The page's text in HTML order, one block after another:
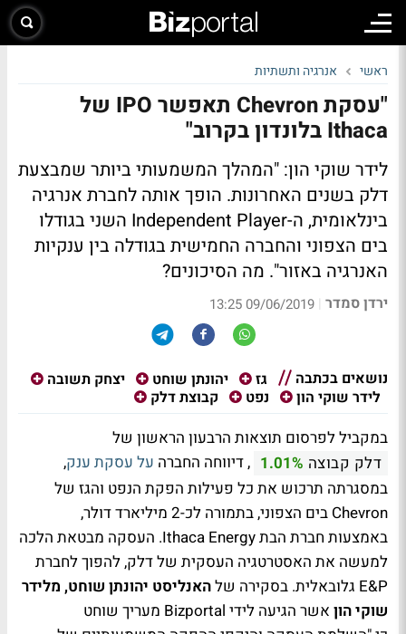
ראשי אנרגיה ותשתיות
"עסקת Chevron תאפשר IPO של
Ithaca בלונדון בקרוב"
לידר שוקי הון: "המהלך המשמעותי ביותר שמבצעת
דלק בשנים האחרונות. הופך אותה לחברת אנרגיה
בינלאומית, ה-Independent Player השני בגודלו
בים הצפוני והחברה החמישית בגודלה בין ענקיות
האנרגיה באזור". מה הסיכונים?
ירדן סמדר |
09/06/2019 13:25
נושאים בכתבה גז יהונתן שוחט
יצחק תשובה
לידר שוקי הון
נפט קבוצת דלק
במקביל לפרסום תוצאות הרבעון הראשון של
דלק קבוצה 1.01% , דיווחה החברה על עסקת ענק,
במסגרתה תרכוש את כל פעילות הפקת הנפט והגז של
Chevron בים הצפוני, בתמורה לכ-2 מיליארד דולר,
באמצעות חברת הבת Ithaca Energy. העסקה מבטאת הלכה
למעשה את האסטרטגיה העסקית של דלק, להפוך לחברת
E&P גלובאלית. בסקירה של
האנליסט יהונתן שוחט, מלידר
שוקי הון
אשר הגיעה לידי Bizportal מעריך שוחט